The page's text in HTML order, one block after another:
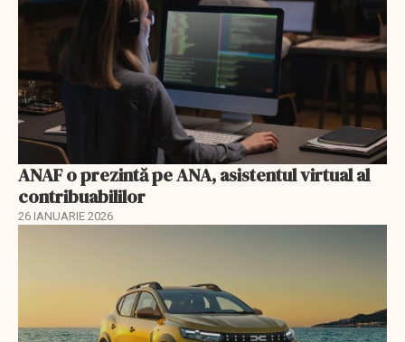
ANAF o prezintă pe ANA, asistentul virtual al
contribuabililor
26 IANUARIE 2026